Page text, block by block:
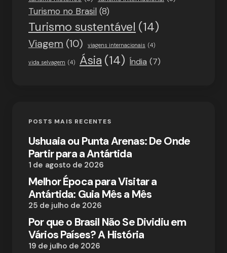
Turismo no Brasil (8)
Turismo sustentável (14)
Viagem (10) viagens internacionais (4)
vida selvagem (4) Ásia (14) Índia (7)
POSTS MAIS RECENTES
Ushuaia ou Punta Arenas: De Onde
Partir para a Antártida
1 de agosto de 2026
Melhor Época para Visitar a
Antártida: Guia Mês a Mês
25 de julho de 2026
Por que o Brasil Não Se Dividiu em
Vários Países? A História
19 de julho de 2026